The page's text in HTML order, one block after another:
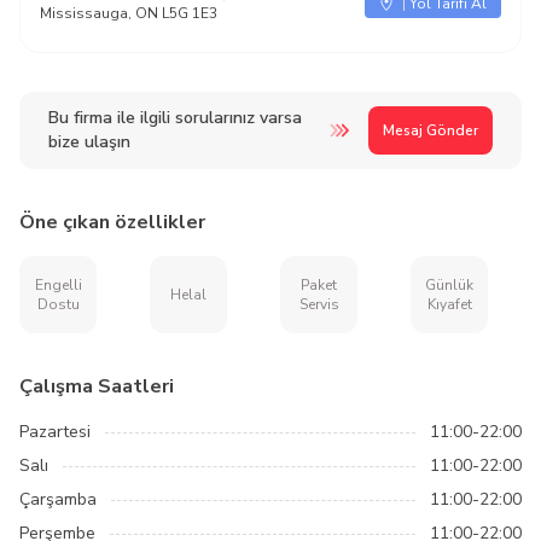
Bu firma ile ilgili sorularınız varsa
bize ulaşın
Mesaj Gönder
Mississauga, ON L5G 1E3
Yol Tarifi Al
Öne çıkan özellikler
Engelli
Dostu
Helal
Paket
Servis
Günlük
Kıyafet
Çalışma Saatleri
Pazartesi
11:00-22:00
Salı
11:00-22:00
Çarşamba
11:00-22:00
Perşembe
11:00-22:00